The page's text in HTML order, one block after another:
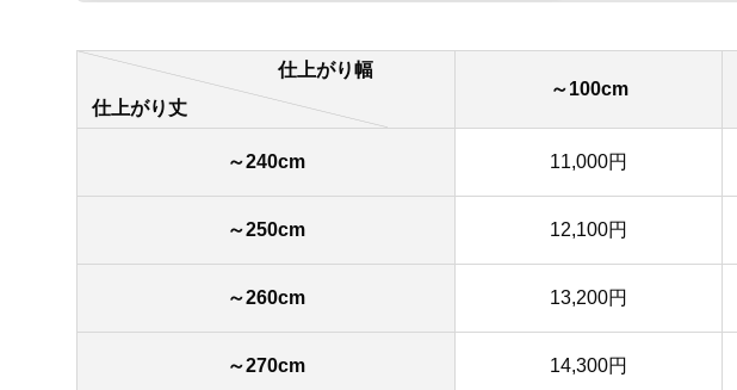
仕上がり幅
仕上がり丈
～100cm
～240cm 11,000円
～250cm 12,100円
～260cm 13,200円
～270cm 14,300円